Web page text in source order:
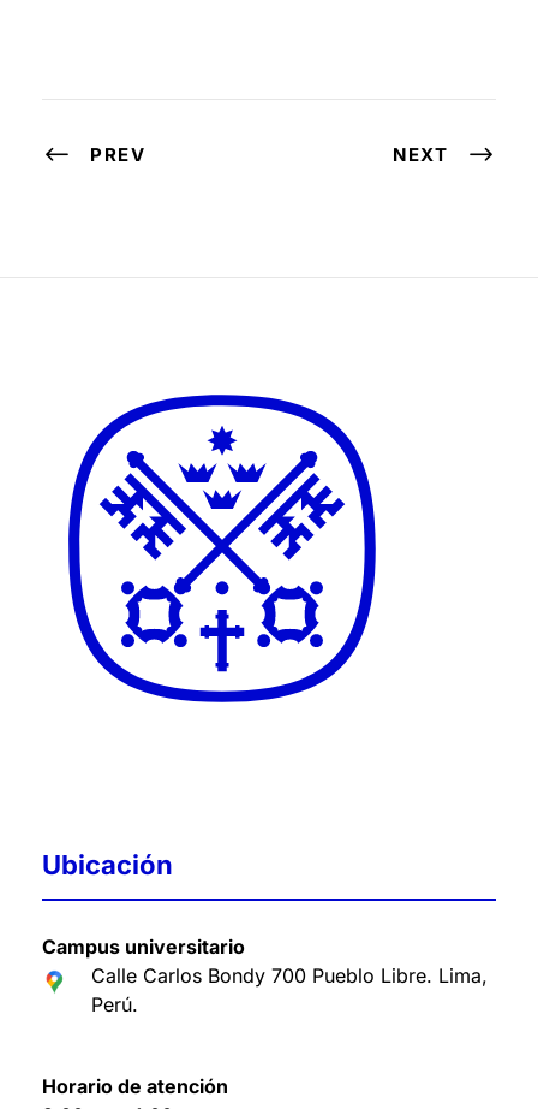
PREV NEXT
Ubicación
Campus universitario
Calle Carlos Bondy 700 Pueblo Libre. Lima,
Perú.
Horario de atención